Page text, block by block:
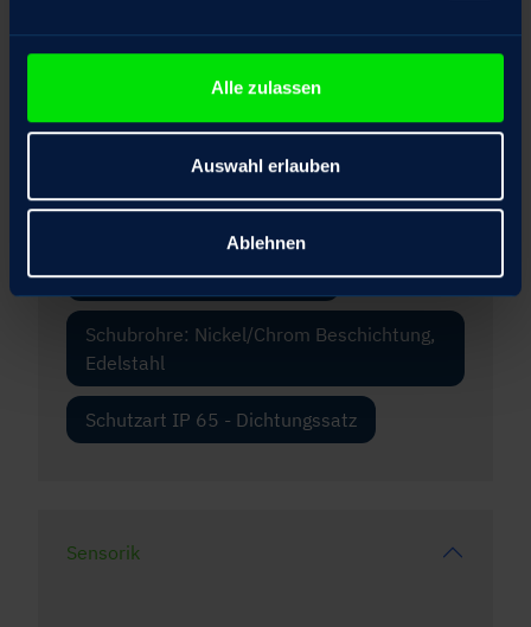
Alle zulassen
Auswahl erlauben
Ablehnen
Frontflansch
Scheiben-Handrad optional ausrastbar
Spezieller Korrosionsschutz
Schubrohre: Nickel/Chrom Beschichtung,
Edelstahl
Schutzart IP 65 - Dichtungssatz
Sensorik